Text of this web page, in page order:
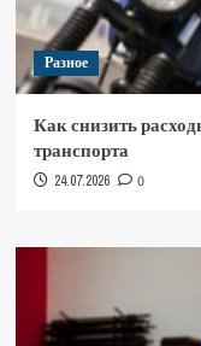
Разное
Как снизить
транспорта
24.07.2026 0